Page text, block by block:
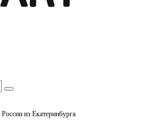
из Екатеринбурга